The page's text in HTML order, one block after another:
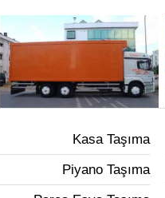
Kasa Taşıma
Piyano Taşıma